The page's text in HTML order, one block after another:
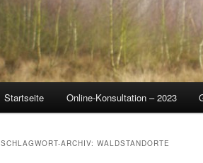
Startseite Online-Konsultation – 2023
SCHLAGWORT-ARCHIV: WALDSTANDORTE